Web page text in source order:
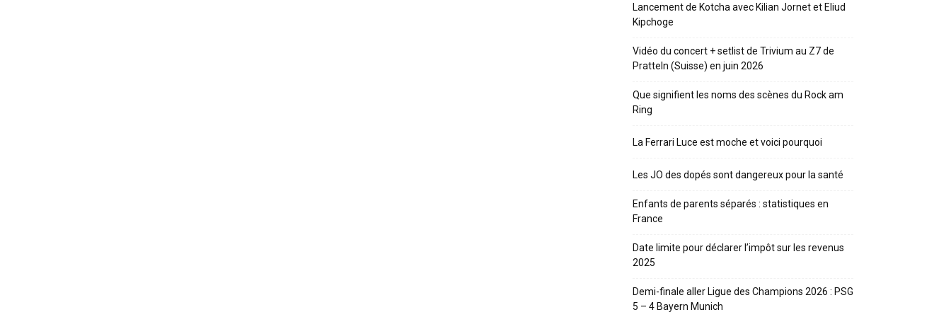
Lancement de Kotcha avec Kilian Jornet et Eliud
Kipchoge
Vidéo du concert + setlist de Trivium au Z7 de
Pratteln (Suisse) en juin 2026
Que signifient les noms des scènes du Rock am
Ring
La Ferrari Luce est moche et voici pourquoi
Les JO des dopés sont dangereux pour la santé
Enfants de parents séparés : statistiques en
France
Date limite pour déclarer l’impôt sur les revenus
2025
Demi-finale aller Ligue des Champions 2026 : PSG
5 – 4 Bayern Munich